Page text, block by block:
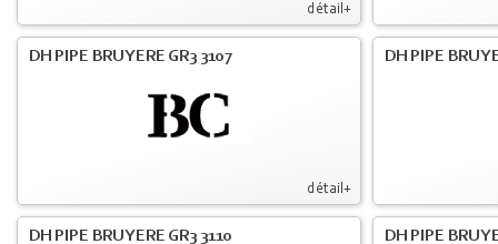
détail+
détail+
DH PIPE BRUYERE GR3 3107 DH PIPE
DH PIPE BRUYERE GR3 3110 DH PIPE